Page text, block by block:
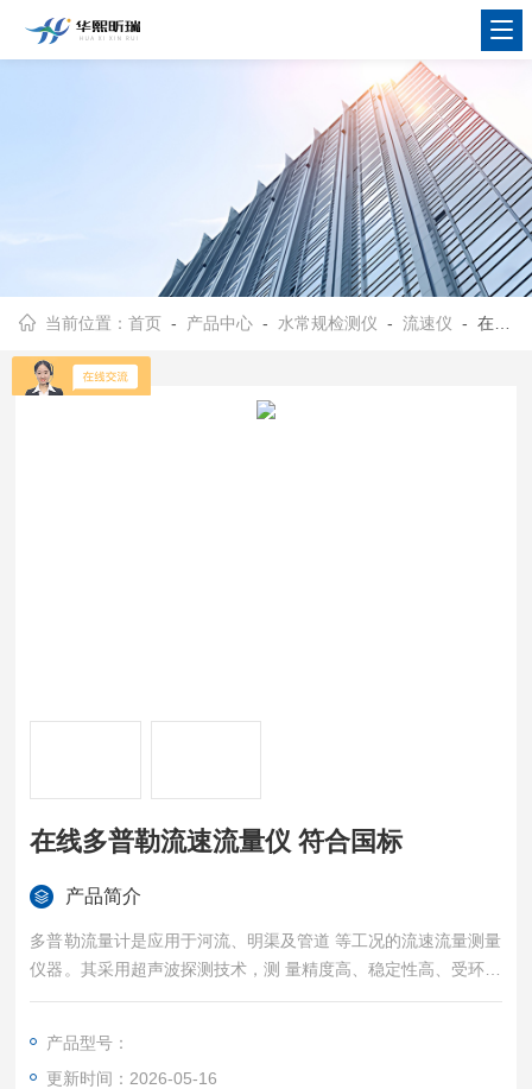
当前位置：首页 - 产品中心 - 水常规检测仪 -流速仪 - 在线多普勒流速流量仪 符合国标
在线多普勒流速流量仪 符合国标
产品简介
多普勒流量计是应用于河流、明渠及管道 等工况的流速流量测量
仪器。其采用超声波探测技术，测 量精度高、稳定性高、受环境
因素影响小， 维护频次低、工作可靠性高，是适合在线测量和便
产品型号：
更新时间：2026-05-16